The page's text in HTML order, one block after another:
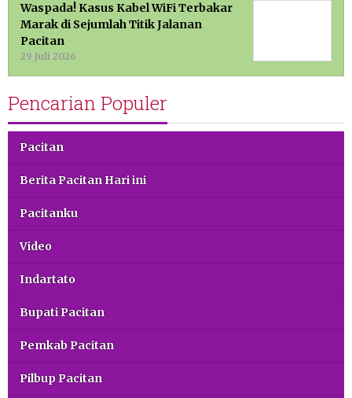
Waspada! Kasus Kabel WiFi Terbakar
Marak di Sejumlah Titik Jalanan
Pacitan
29 Juli 2026
Pencarian Populer
Pacitan
Berita Pacitan Hari ini
Pacitanku
Video
Indartato
Bupati Pacitan
Pemkab Pacitan
Pilbup Pacitan